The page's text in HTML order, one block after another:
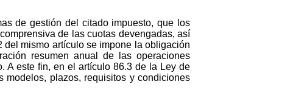
de gestión del citado impuesto, que los
de las cuotas devengadas, así
del mismo artículo se impone la obligación
resumen anual de las operaciones
A este fin, en el artículo 86.3 de la Ley de
modelos, plazos, requisitos y condiciones